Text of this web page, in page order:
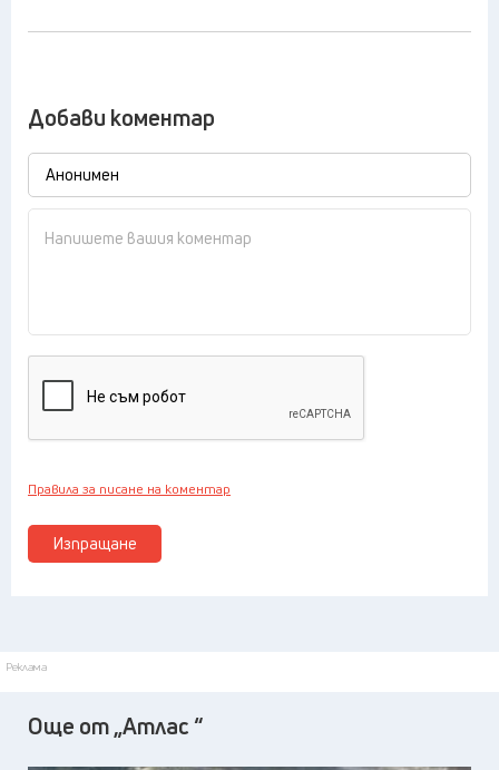
Добави коментар
Изпращане
Правила за писане на коментар
Реклама
Още от „Атлас “